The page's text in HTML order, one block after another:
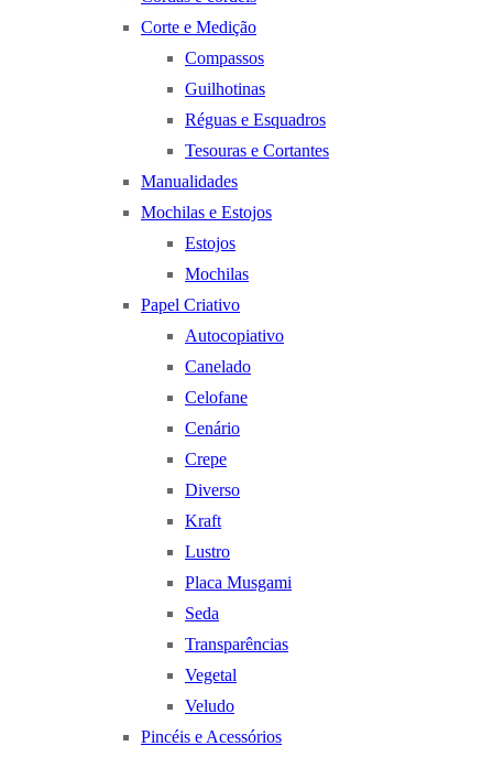
Corte e Medição
Compassos
Guilhotinas
Réguas e Esquadros
Tesouras e Cortantes
Manualidades
Mochilas e Estojos
Estojos
Mochilas
Papel Criativo
Autocopiativo
Canelado
Celofane
Cenário
Crepe
Diverso
Kraft
Lustro
Placa Musgami
Seda
Transparências
Vegetal
Veludo
Pincéis e Acessórios